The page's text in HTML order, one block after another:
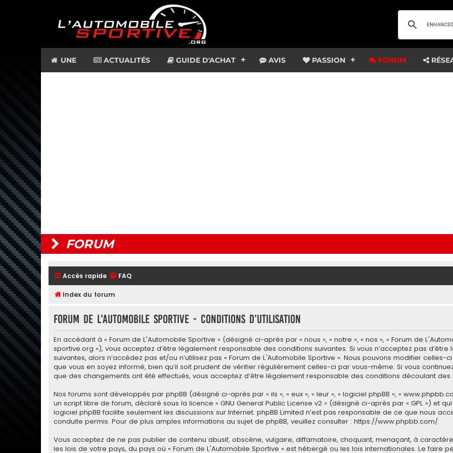
UNE ACTUALITÉS GUIDE D'ACHAT AVIS PASSION FORUM
FORUM
Accès rapide FAQ
Index du forum
Forum de L'Automobile Sportive - Conditions d’utilisation
En accédant à « Forum de L'Automobile Sportive » (désigné ci-après par « nous », « notre », « nos », « Forum de
sportive.org »), vous acceptez d’être légalement responsable des conditions suivantes. Si vous n’acceptez pas
suivantes, alors n’accédez pas et/ou n’utilisez pas « Forum de L'Automobile Sportive ». Nous pouvons modifier
que vous en soyez informé, bien qu’il soit prudent de vérifier régulièrement celles-ci par vous-même. Si vous
que des changements ont été effectués, vous acceptez d’être légalement responsable des conditions découlant
Nos forums sont développés par phpBB (désigné ci-après par « ils », « eux », « leur », « logiciel phpBB », «
un script libre de forum, déclaré sous la licence « GNU General Public License v2 » (désigné ci-après par « GPL ») et
logiciel phpBB facilite seulement les discussions sur Internet. phpBB Limited n’est pas responsable de ce que nous
conduite permis. Pour de plus amples informations au sujet de phpBB, veuillez consulter : https://www.phpbb.com/.
Vous acceptez de ne pas publier de contenu abusif, obscène, vulgaire, diffamatoire, choquant, menaçant, à
les lois de votre pays, du pays où « Forum de L'Automobile Sportive » est hébergé ou les lois internationales. Le faire